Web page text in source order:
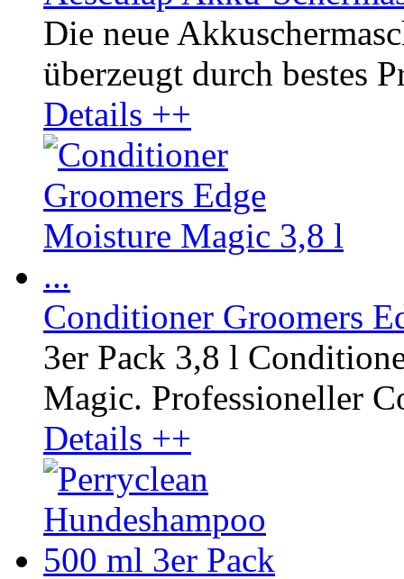
Die neue
überzeugt durch bestes
Details ++
Conditioner Groomers
3er Pack 3,8 l
Magic. Professioneller
Details ++